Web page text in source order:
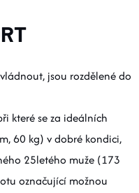
jsou rozdělené do
které se za ideálních
60 kg) v dobré kondici,
25letého muže (173
označující možnou